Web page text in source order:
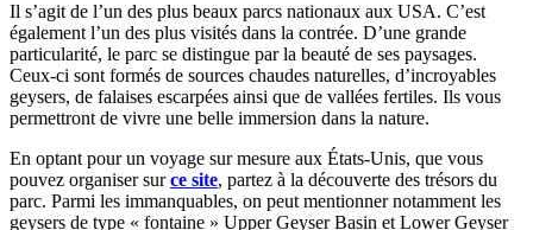
Il s’agit de l’un des plus beaux parcs nationaux aux USA. C’est
également l’un des plus visités dans la contrée. D’une grande
particularité, le parc se distingue par la beauté de ses paysages.
Ceux-ci sont formés de sources chaudes naturelles, d’incroyables
geysers, de falaises escarpées ainsi que de vallées fertiles. Ils vous
permettront de vivre une belle immersion dans la nature.
En optant pour un voyage sur mesure aux États-Unis, que vous
pouvez organiser surce site, partez à la découverte des trésors du
parc. Parmi les immanquables, on peut mentionner notamment les
geysers de type « fontaine » Upper Geyser Basin et Lower Geyser